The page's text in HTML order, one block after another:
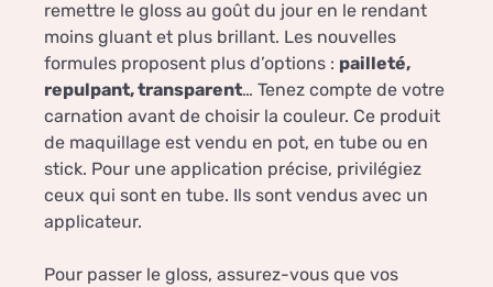
remettre le gloss au goût du jour en le rendant
moins gluant et plus brillant. Les nouvelles
formules proposent plus d’options : pailleté,
repulpant, transparent… Tenez compte de votre
carnation avant de choisir la couleur. Ce produit
de maquillage est vendu en pot, en tube ou en
stick. Pour une application précise, privilégiez
ceux qui sont en tube. Ils sont vendus avec un
applicateur.
Pour passer le gloss, assurez-vous que vos